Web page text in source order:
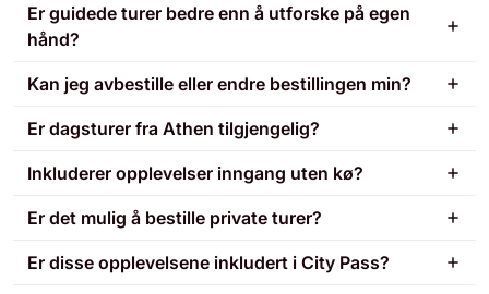
Er guidede turer bedre enn å utforske på egen
hånd?
Kan jeg avbestille eller endre bestillingen min?
Er dagsturer fra Athen tilgjengelig?
Inkluderer opplevelser inngang uten kø?
Er det mulig å bestille private turer?
Er disse opplevelsene inkludert i City Pass?